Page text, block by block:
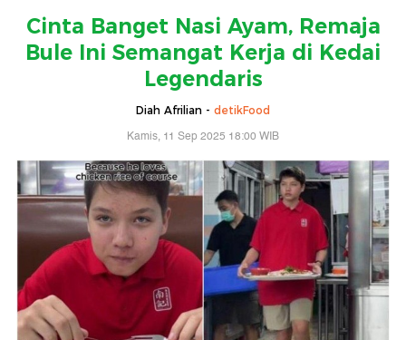
Cinta Banget Nasi Ayam, Remaja
Bule Ini Semangat Kerja di Kedai
Legendaris
Diah Afrilian - detikFood
Kamis, 11 Sep 2025 18:00 WIB